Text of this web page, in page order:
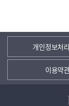
개인정보처
이용약